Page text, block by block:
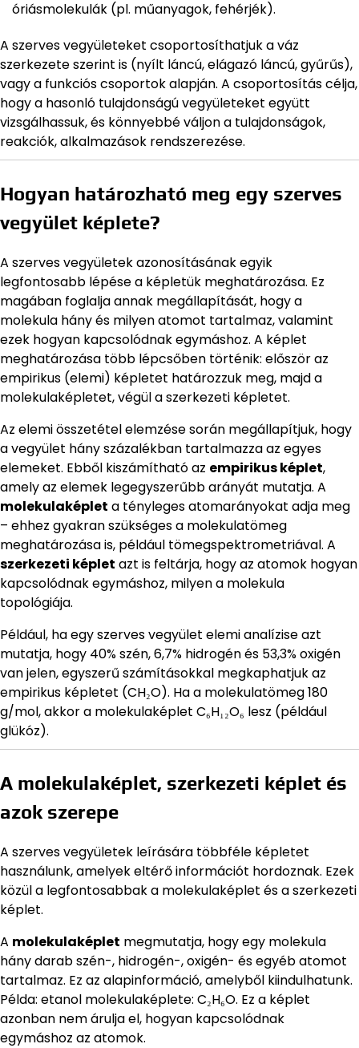
óriásmolekulák (pl. műanyagok, fehérjék).
A szerves vegyületeket csoportosíthatjuk a váz
szerkezete szerint is (nyílt láncú, elágazó láncú, gyűrűs),
vagy a funkciós csoportok alapján. A csoportosítás célja,
hogy a hasonló tulajdonságú vegyületeket együtt
vizsgálhassuk, és könnyebbé váljon a tulajdonságok,
reakciók, alkalmazások rendszerezése.
Hogyan határozható meg egy szerves
vegyület képlete?
A szerves vegyületek azonosításának egyik
legfontosabb lépése a képletük meghatározása. Ez
magában foglalja annak megállapítását, hogy a
molekula hány és milyen atomot tartalmaz, valamint
ezek hogyan kapcsolódnak egymáshoz. A képlet
meghatározása több lépcsőben történik: először az
empirikus (elemi) képletet határozzuk meg, majd a
molekulaképletet, végül a szerkezeti képletet.
Az elemi összetétel elemzése során megállapítjuk, hogy
a vegyület hány százalékban tartalmazza az egyes
elemeket. Ebből kiszámítható az empirikus képlet,
amely az elemek legegyszerűbb arányát mutatja. A
molekulaképlet a tényleges atomarányokat adja meg
– ehhez gyakran szükséges a molekulatömeg
meghatározása is, például tömegspektrometriával. A
szerkezeti képlet azt is feltárja, hogy az atomok hogyan
kapcsolódnak egymáshoz, milyen a molekula
topológiája.
Például, ha egy szerves vegyület elemi analízise azt
mutatja, hogy 40% szén, 6,7% hidrogén és 53,3% oxigén
van jelen, egyszerű számításokkal megkaphatjuk az
empirikus képletet (CH₂O). Ha a molekulatömeg 180
g/mol, akkor a molekulaképlet C₆H₁₂O₆ lesz (például
glükóz).
A molekulaképlet, szerkezeti képlet és
azok szerepe
A szerves vegyületek leírására többféle képletet
használunk, amelyek eltérő információt hordoznak. Ezek
közül a legfontosabbak a molekulaképlet és a szerkezeti
képlet.
A molekulaképlet megmutatja, hogy egy molekula
hány darab szén-, hidrogén-, oxigén- és egyéb atomot
tartalmaz. Ez az alapinformáció, amelyből kiindulhatunk.
Példa: etanol molekulaképlete: C₂H₆O. Ez a képlet
azonban nem árulja el, hogyan kapcsolódnak
egymáshoz az atomok.